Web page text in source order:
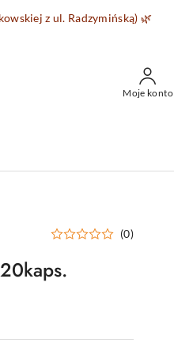
z ul. Radzymińską) 🌿
Moje konto
(0)